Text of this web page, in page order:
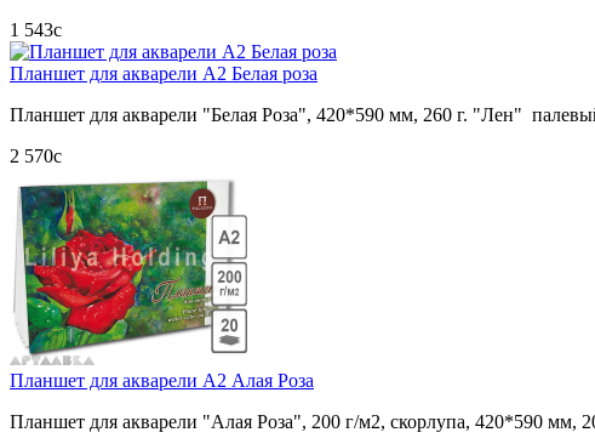
1 543c
Планшет для акварели А2 Белая роза
Планшет для акварели "Белая Роза", 420*590 мм, 260 г. "Лен"
2 570c
Планшет для акварели А2 Алая Роза
Планшет для акварели "Алая Роза", 200 г/м2, скорлупа, 420*590 мм,